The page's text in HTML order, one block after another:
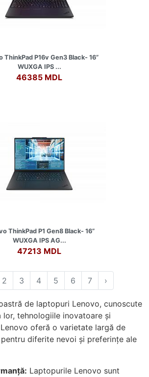
ThinkPad P16v Gen3 Black- 16”
WUXGA IPS ...
46385 MDL
ThinkPad P1 Gen8 Black- 16”
WUXGA IPS AG...
47213 MDL
2 3 4 5 6 7 ›
de laptopuri Lenovo, cunoscute
tehnologiile inovatoare și
oferă o varietate largă de
diferite nevoi și preferințe ale
Laptopurile Lenovo sunt